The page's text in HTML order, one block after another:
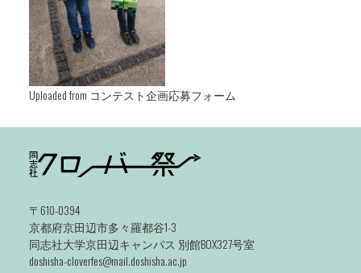
Uploaded from コンテスト企画応募フォーム
〒610-0394
京都府京田辺市多々羅都谷1-3
同志社大学京田辺キャンパス 別館BOX327号室
doshisha-cloverfes@mail.doshisha.ac.jp